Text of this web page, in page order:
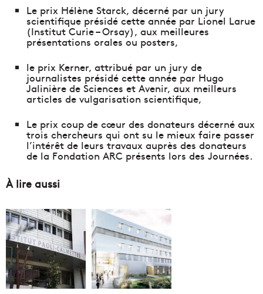
Le prix Hélène Starck, décerné par un jury
scientifique présidé cette année par Lionel Larue
(Institut Curie – Orsay), aux meilleures
présentations orales ou posters,
le prix Kerner, attribué par un jury de
journalistes présidé cette année par Hugo
Jalinière de Sciences et Avenir, aux meilleurs
articles de vulgarisation scientifique,
Le prix coup de cœur des donateurs décerné aux
trois chercheurs qui ont su le mieux faire passer
l’intérêt de leurs travaux auprès des donateurs
de la Fondation ARC présents lors des Journées.
À lire aussi